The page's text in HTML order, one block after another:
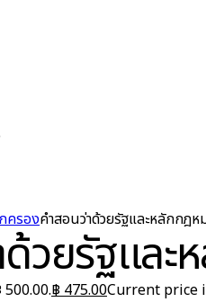
ครองคำสอนว่าด้วยรัฐและหลักกฎ
วยรัฐแล
฿ 475.00Current price